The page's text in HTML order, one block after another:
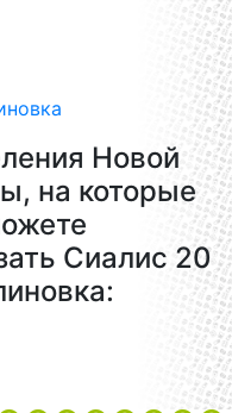
Новой
на которые
Сиалис 20